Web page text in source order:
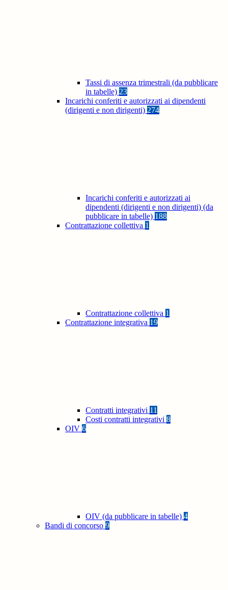
Tassi di assenza trimestrali (da pubblicare
in tabelle) 23
Incarichi conferiti e autorizzati ai dipendenti
(dirigenti e non dirigenti) 274
Incarichi conferiti e autorizzati ai
dipendenti (dirigenti e non dirigenti) (da
pubblicare in tabelle) 188
Contrattazione collettiva 1
Contrattazione collettiva 1
Contrattazione integrativa 19
Contratti integrativi 11
Costi contratti integrativi 8
OIV 6
OIV (da pubblicare in tabelle) 4
Bandi di concorso 9